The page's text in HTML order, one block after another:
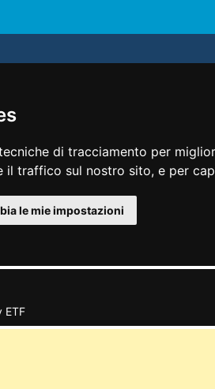
di tracciamento per
il traffico sul nostro sito, e per
le mie impostazioni
ETF